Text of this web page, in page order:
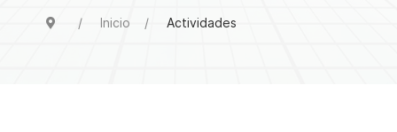
Inicio Actividades